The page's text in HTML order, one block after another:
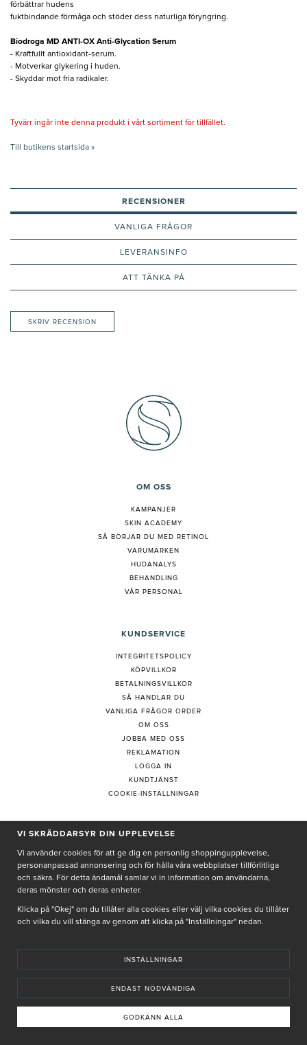
förbättrar hudens
fuktbindande förmåga och stöder dess naturliga föryngring.
Biodroga MD ANTI-OX Anti-Glycation Serum
- Kraftfullt antioxidant-serum.
- Motverkar glykering i huden.
- Skyddar mot fria radikaler.
Tyvärr ingår inte denna produkt i vårt sortiment för tillfället.
Till butikens startsida »
RECENSIONER
VANLIGA FRÅGOR
LEVERANSINFO
ATT TÄNKA PÅ
SKRIV RECENSION
OM OSS
KAMPANJER
SKIN ACADEMY
SÅ BÖRJAR DU MED RETINOL
VARUMÄRKEN
HUDANALYS
BEHANDLING
VÅR PERSONAL
KUNDSERVICE
INTEGRITETSPOLICY
KÖPVILLKOR
BETALNINGSVILLKOR
SÅ HANDLAR DU
VANLIGA FRÅGOR ORDER
OM OSS
JOBBA MED OSS
REKLAMATION
LOGGA IN
KUNDTJÄNST
COOKIE-INSTÄLLNINGAR
PRENUMERERA PÅ NYHETSBREV
Genom att ge min e-post, accepterar jag Seth och Sallyintegritetspolicy
De uppgifter du matar in kommer endast användas till våra nyhetsbrev.
INNEHÅLLET OCH REKOMMENDATIONERNA PÅ DENNA SIDA ÄR FRAMTAGNA OCH GRANSKADE
AV VÅRA AUKTORISERADE HUDTERAPEUTER.
VI SKRÄDDARSYR DIN UPPLEVELSE
Vi använder cookies för att ge dig en personlig shoppingupplevelse,
personanpassad annonsering och för hålla våra webbplatser tillförlitliga
och säkra. För detta ändamål samlar vi in information om användarna,
deras mönster och deras enheter.
Klicka på "Okej" om du tillåter alla cookies eller välj vilka cookies du tillåter
och vilka du vill stänga av genom att klicka på "Inställningar" nedan.
INSTÄLLNINGAR
ENDAST NÖDVÄNDIGA
GODKÄNN ALLA